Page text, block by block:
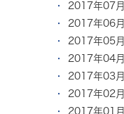
2017年07月
2017年06月
2017年05月
2017年04月
2017年03月
2017年02月
2017年01月